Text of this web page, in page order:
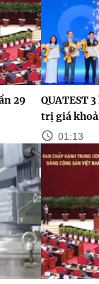
29
QUATEST
trị giá
01:13